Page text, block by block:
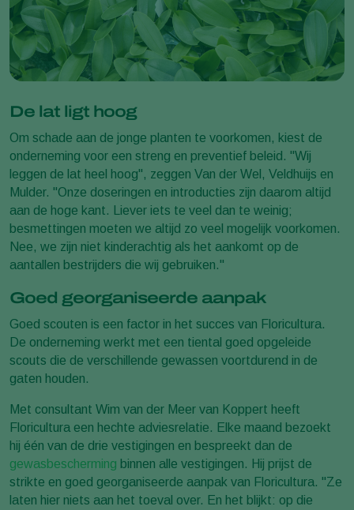
De lat ligt hoog
Om schade aan de jonge planten te voorkomen, kiest de
onderneming voor een streng en preventief beleid. "Wij
leggen de lat heel hoog", zeggen Van der Wel, Veldhuijs en
Mulder. "Onze doseringen en introducties zijn daarom altijd
aan de hoge kant. Liever iets te veel dan te weinig;
besmettingen moeten we altijd zo veel mogelijk voorkomen.
Nee, we zijn niet kinderachtig als het aankomt op de
aantallen bestrijders die wij gebruiken."
Goed georganiseerde aanpak
Goed scouten is een factor in het succes van Floricultura.
De onderneming werkt met een tiental goed opgeleide
scouts die de verschillende gewassen voortdurend in de
gaten houden.
Met consultant Wim van der Meer van Koppert heeft
Floricultura een hechte adviesrelatie. Elke maand bezoekt
hij één van de drie vestigingen en bespreekt dan de
gewasbescherming binnen alle vestigingen. Hij prijst de
strikte en goed georganiseerde aanpak van Floricultura. "Ze
laten hier niets aan het toeval over. En het blijkt: op die